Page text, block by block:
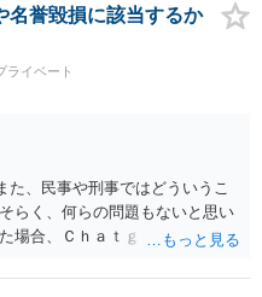
ます。 相手を特定できた場
せることは可能でしょうか？ →
せることができるでしょう。
士費用が認められる場合と認
ころでしょう。
名誉毀損に該当するか
ライベート
た、民事や刑事ではどういうこ
らく、何らの問題もないと思い
場合、Ｃｈａｔｇｐｔがｏｐｅ
社名を特定していない限り、一